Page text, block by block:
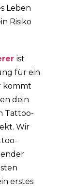
Leben
Risiko
ist
für ein
kommt
dein
Tattoo-
Wir
erstes